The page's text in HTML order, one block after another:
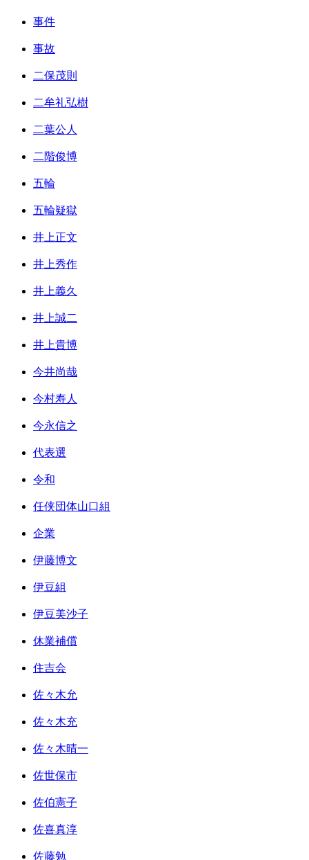
事件
事故
二保茂則
二牟礼弘樹
二葉公人
二階俊博
五輪
五輪疑獄
井上正文
井上秀作
井上義久
井上誠二
井上貴博
今井尚哉
今村寿人
今永信之
代表選
令和
任侠団体山口組
企業
伊藤博文
伊豆組
伊豆美沙子
休業補償
住吉会
佐々木允
佐々木充
佐々木晴一
佐世保市
佐伯憲子
佐喜真淳
佐藤勉